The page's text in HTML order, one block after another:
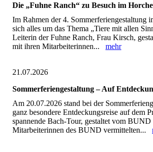
Die „Fuhne Ranch“ zu Besuch im
Im Rahmen der 4. Sommerferiengestaltung
sich alles um das Thema „Tiere mit allen
Leiterin der Fuhne Ranch, Frau Kirsch,
mit ihren Mitarbeiterinnen... mehr
21.07.2026
Sommerferiengestaltung – Auf
Am 20.07.2026 stand bei der
ganz besondere Entdeckungsreise auf dem
spannende Bach-Tour, gestaltet vom
Mitarbeiterinnen des BUND vermittelten...